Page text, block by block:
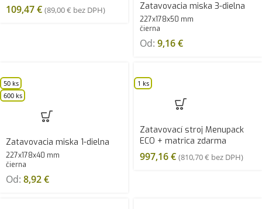
109,47€ (89,00€ bez DPH) Zatavovacia miska 3-dielna
227x178x50 mm
čierna
Od: 9,16€
50 ks
600 ks
Zatavovacia miska 1-dielna
227x178x40 mm
čierna
Od: 8,92€
1 ks
Zatavovací stroj Menupack
ECO + matrica zdarma
997,16€ (810,70€ bez DPH)